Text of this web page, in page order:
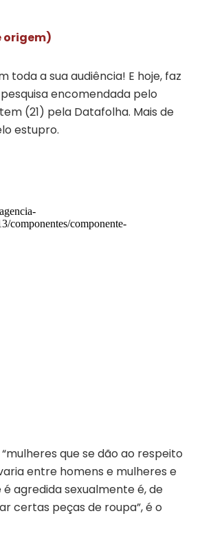
origem)
toda a sua audiência! E hoje, faz
encomendada pelo
(21) pela Datafolha. Mais de
estupro.
que se dão ao respeito
entre homens e mulheres e
agredida sexualmente é, de
certas peças de roupa”, é o